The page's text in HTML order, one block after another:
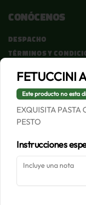
Conócenos
Despacho
Términos y
Redes sociales
Instagram
Facebook
Mi cuenta
Iniciar sesión
FETUCCINI
Este producto no esta
EXQUISITA PASTA
PESTO
Instrucciones